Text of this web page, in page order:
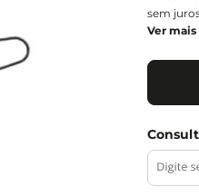
sem
Ver